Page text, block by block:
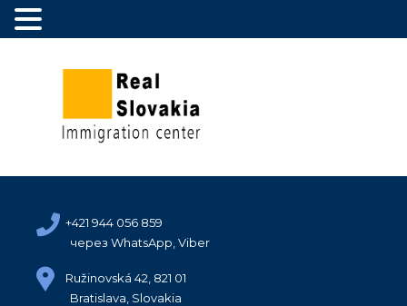
+421 944 056 859
через WhatsApp, Viber
Ružinovská 42, 821 01
Bratislava, Slovakia